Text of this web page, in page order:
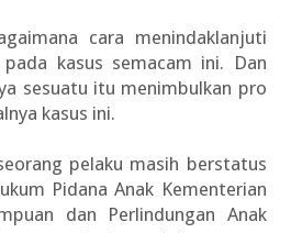
cara menindaklanjuti
kasus semacam ini. Dan
sesuatu itu menimbulkan pro
kasus ini.
pelaku masih berstatus
Pidana Anak Kementerian
dan Perlindungan Anak